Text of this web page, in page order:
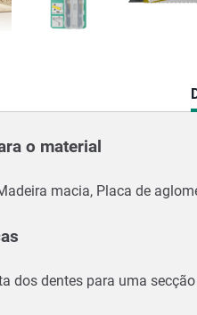
o material
macia, Placa de
dos dentes para uma